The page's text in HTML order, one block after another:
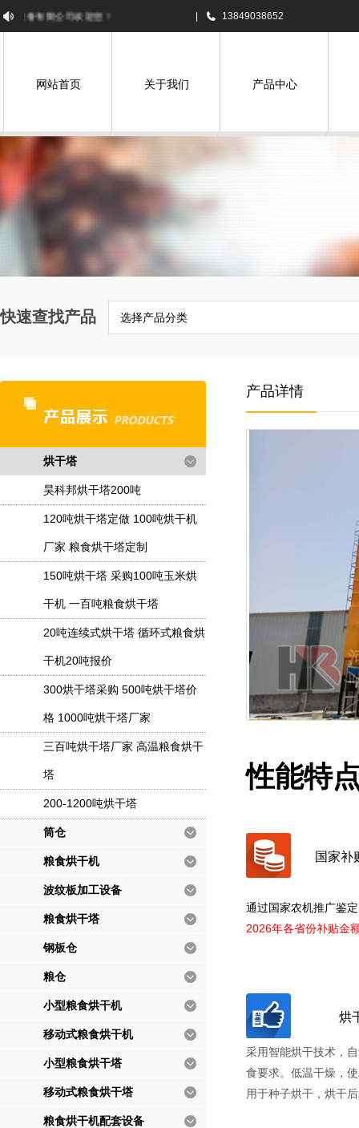
有限公司欢迎您！ 13849038652
网站首页 关于我们 产品中心
快速查找产品 选择产品分类
烘干塔
昊科邦烘干塔200吨
120吨烘干塔定做 100吨烘干机
厂家 粮食烘干塔定制
150吨烘干塔 采购100吨玉米烘
干机 一百吨粮食烘干塔
20吨连续式烘干塔 循环式粮食烘
干机20吨报价
300烘干塔采购 500吨烘干塔价
格 1000吨烘干塔厂家
三百吨烘干塔厂家 高温粮食烘干
塔
200-1200吨烘干塔
筒仓
粮食烘干机
波纹板加工设备
粮食烘干塔
钢板仓
粮仓
小型粮食烘干机
移动式粮食烘干机
小型粮食烘干塔
移动式粮食烘干塔
粮食烘干机配套设备
产品详情
性能特
国家补
通过国家农机推广鉴
2026年各省份补贴金
烘
采用智能烘干技术，
食要求。低温干燥，
用于种子烘干，烘干